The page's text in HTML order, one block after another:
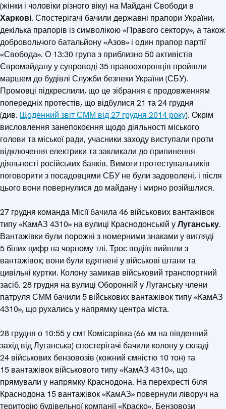
(жінки і чоловіки різного віку) на Майдані Свободи в
Харкові. Спостерігачі бачили державні прапори України,
декілька прапорів із символікою «Правого сектору», а також
добровольчого батальйону «Азов» і один прапор партії
«Свобода». О 13:30 група з приблизно 50 активістів
Євромайдану у супроводі 35 правоохоронців пройшли
маршем до будівлі Служби безпеки України (СБУ).
Промовці підкреслили, що це зібрання є продовженням
попередніх протестів, що відбулися 21 та 24 грудня
(див. Щоденний звіт СММ від 27 грудня 2014 року). Окрім
висловлення занепокоєння щодо діяльності міського
голови та міської ради, учасники заходу виступали проти
відключення електрики та закликали до припинення
діяльності російських банків. Вимоги протестувальників
поговорити з посадовцями СБУ не були задоволені, і після
цього вони повернулися до майдану і мирно розійшлися.
27 грудня команда Місії бачила 46 військових вантажівок
типу «КамАЗ 4310» на вулиці Краснодонській уЛуганську.
Вантажівки були порожні з номерними знаками у вигляді
5 білих цифр на чорному тлі. Троє водіїв вийшли з
вантажівок; вони були вдягнені у військові штани та
цивільні куртки. Колону замикав військовий транспортний
засіб. 28 грудня на вулиці Оборонній у Луганську члени
патруля СММ бачили 5 військових вантажівок типу «КамАЗ
4310», що рухались у напрямку центра міста.
28 грудня о 10:55 у смт Комісарівка (66 км на південний
захід від Луганська) спостерігачі бачили колону у складі
24 військових бензовозів (кожний ємністю 10 тон) та
15 вантажівок військового типу «КамАЗ 4310», що
прямували у напрямку Краснодона. На перехресті біля
Краснодона 15 вантажівок «КамАЗ» повернули ліворуч на
територію будівельної компанії «Краско». Бензовози